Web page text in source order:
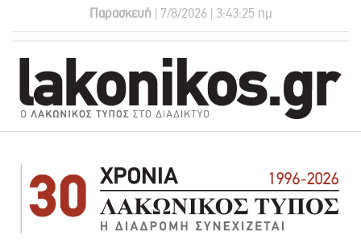
Παρασκευή | 7/8/2026 | 3:43:26 πμ